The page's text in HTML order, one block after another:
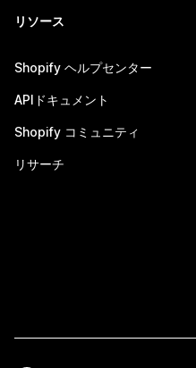
リソース
Shopify ヘルプセンター
APIドキュメント
Shopify コミュニティ
リサーチ